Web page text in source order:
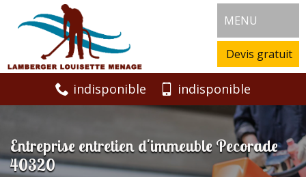
MENU
Devis gratuit
indisponible indisponible
Entreprise entretien d'immeuble Pecorade
40320